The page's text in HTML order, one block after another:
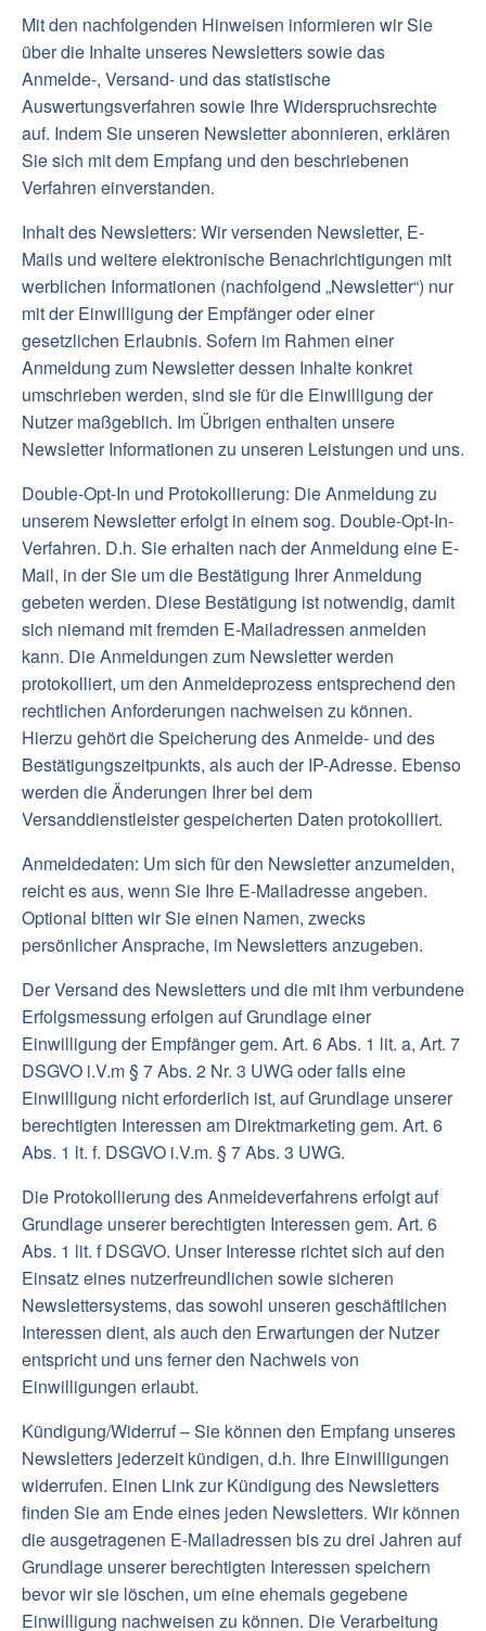
Mit den nachfolgenden Hinweisen informieren wir Sie
über die Inhalte unseres Newsletters sowie das
Anmelde-, Versand- und das statistische
Auswertungsverfahren sowie Ihre Widerspruchsrechte
auf. Indem Sie unseren Newsletter abonnieren, erklären
Sie sich mit dem Empfang und den beschriebenen
Verfahren einverstanden.
Inhalt des Newsletters: Wir versenden Newsletter, E-
Mails und weitere elektronische Benachrichtigungen mit
werblichen Informationen (nachfolgend „Newsletter“) nur
mit der Einwilligung der Empfänger oder einer
gesetzlichen Erlaubnis. Sofern im Rahmen einer
Anmeldung zum Newsletter dessen Inhalte konkret
umschrieben werden, sind sie für die Einwilligung der
Nutzer maßgeblich. Im Übrigen enthalten unsere
Newsletter Informationen zu unseren Leistungen und uns.
Double-Opt-In und Protokollierung: Die Anmeldung zu
unserem Newsletter erfolgt in einem sog. Double-Opt-In-
Verfahren. D.h. Sie erhalten nach der Anmeldung eine E-
Mail, in der Sie um die Bestätigung Ihrer Anmeldung
gebeten werden. Diese Bestätigung ist notwendig, damit
sich niemand mit fremden E-Mailadressen anmelden
kann. Die Anmeldungen zum Newsletter werden
protokolliert, um den Anmeldeprozess entsprechend den
rechtlichen Anforderungen nachweisen zu können.
Hierzu gehört die Speicherung des Anmelde- und des
Bestätigungszeitpunkts, als auch der IP-Adresse. Ebenso
werden die Änderungen Ihrer bei dem
Versanddienstleister gespeicherten Daten protokolliert.
Anmeldedaten: Um sich für den Newsletter anzumelden,
reicht es aus, wenn Sie Ihre E-Mailadresse angeben.
Optional bitten wir Sie einen Namen, zwecks
persönlicher Ansprache, im Newsletters anzugeben.
Der Versand des Newsletters und die mit ihm verbundene
Erfolgsmessung erfolgen auf Grundlage einer
Einwilligung der Empfänger gem. Art. 6 Abs. 1 lit. a, Art. 7
DSGVO i.V.m § 7 Abs. 2 Nr. 3 UWG oder falls eine
Einwilligung nicht erforderlich ist, auf Grundlage unserer
berechtigten Interessen am Direktmarketing gem. Art. 6
Abs. 1 lt. f. DSGVO i.V.m. § 7 Abs. 3 UWG.
Die Protokollierung des Anmeldeverfahrens erfolgt auf
Grundlage unserer berechtigten Interessen gem. Art. 6
Abs. 1 lit. f DSGVO. Unser Interesse richtet sich auf den
Einsatz eines nutzerfreundlichen sowie sicheren
Newslettersystems, das sowohl unseren geschäftlichen
Interessen dient, als auch den Erwartungen der Nutzer
entspricht und uns ferner den Nachweis von
Einwilligungen erlaubt.
Kündigung/Widerruf – Sie können den Empfang unseres
Newsletters jederzeit kündigen, d.h. Ihre Einwilligungen
widerrufen. Einen Link zur Kündigung des Newsletters
finden Sie am Ende eines jeden Newsletters. Wir können
die ausgetragenen E-Mailadressen bis zu drei Jahren auf
Grundlage unserer berechtigten Interessen speichern
bevor wir sie löschen, um eine ehemals gegebene
Einwilligung nachweisen zu können. Die Verarbeitung